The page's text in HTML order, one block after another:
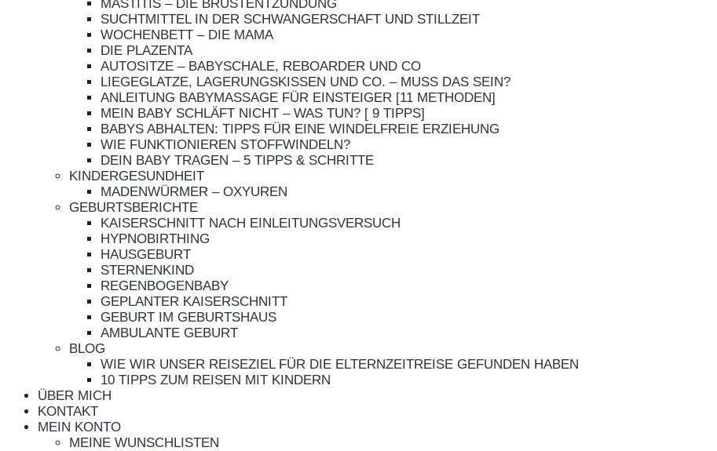
MASTITIS – DIE BRUSTENTZÜNDUNG
SUCHTMITTEL IN DER SCHWANGERSCHAFT UND STILLZEIT
WOCHENBETT – DIE MAMA
DIE PLAZENTA
AUTOSITZE – BABYSCHALE, REBOARDER UND CO
LIEGEGLATZE, LAGERUNGSKISSEN UND CO. – MUSS DAS SEIN?
ANLEITUNG BABYMASSAGE FÜR EINSTEIGER [11 METHODEN]
MEIN BABY SCHLÄFT NICHT – WAS TUN? [ 9 TIPPS]
BABYS ABHALTEN: TIPPS FÜR EINE WINDELFREIE ERZIEHUNG
WIE FUNKTIONIEREN STOFFWINDELN?
DEIN BABY TRAGEN – 5 TIPPS & SCHRITTE
KINDERGESUNDHEIT
MADENWÜRMER – OXYUREN
GEBURTSBERICHTE
KAISERSCHNITT NACH EINLEITUNGSVERSUCH
HYPNOBIRTHING
HAUSGEBURT
STERNENKIND
REGENBOGENBABY
GEPLANTER KAISERSCHNITT
GEBURT IM GEBURTSHAUS
AMBULANTE GEBURT
BLOG
WIE WIR UNSER REISEZIEL FÜR DIE ELTERNZEITREISE GEFUNDEN HABEN
10 TIPPS ZUM REISEN MIT KINDERN
ÜBER MICH
KONTAKT
MEIN KONTO
MEINE WUNSCHLISTEN